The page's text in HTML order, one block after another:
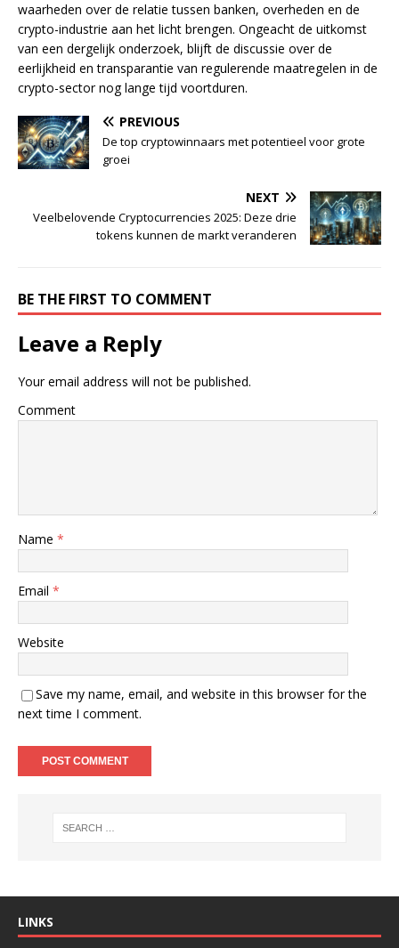
waarheden over de relatie tussen banken, overheden en de
crypto-industrie aan het licht brengen. Ongeacht de uitkomst
van een dergelijk onderzoek, blijft de discussie over de
eerlijkheid en transparantie van regulerende maatregelen in de
crypto-sector nog lange tijd voortduren.
PREVIOUS
De top cryptowinnaars met potentieel voor grote
groei
NEXT
Veelbelovende Cryptocurrencies 2025: Deze drie
tokens kunnen de markt veranderen
BE THE FIRST TO COMMENT
Leave a Reply
Your email address will not be published.
Comment
Name *
Email *
Website
Save my name, email, and website in this browser for the
next time I comment.
LINKS